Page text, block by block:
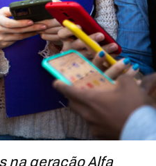
na geração Alfa